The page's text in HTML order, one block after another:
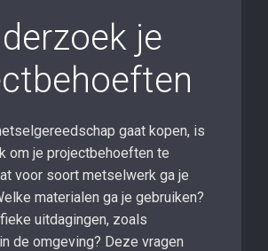
je
gaat kopen, is
om je projectbehoeften te
voor soort metselwerk ga je
materialen ga je gebruiken?
uitdagingen, zoals
de omgeving? Deze vragen